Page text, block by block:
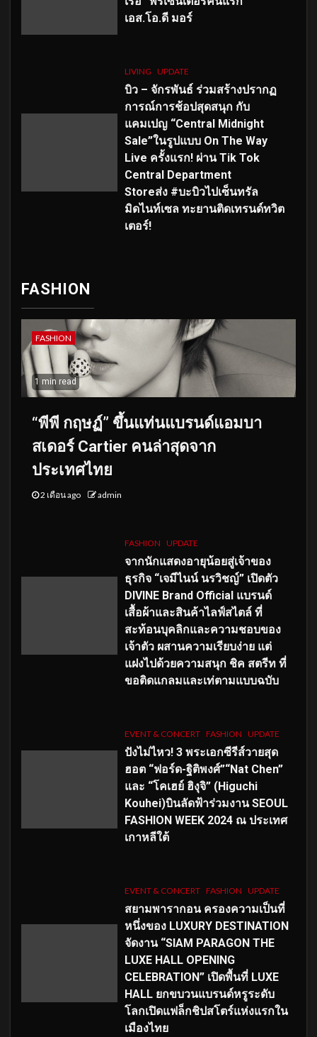
เอส.โอ.ดี มอร์
LIVING UPDATE
บิว – จักรพันธ์ ร่วมสร้างปรากฏ
การณ์การช้อปสุดสนุก กับ
แคมเปญ “Central Midnight
Sale”ในรูปแบบ On The Way
Live ครั้งแรก! ผ่าน Tik Tok
Central Department
Storeส่ง #บะบิวไปเซ็นทรัล
มิดไนท์เซล ทะยานติดเทรนด์ทวิต
เตอร์!
FASHION
FASHION
1 min read
“พีพี กฤษฏ์” ขึ้นแท่นแบรนด์แอมบา
สเดอร์ Cartier คนล่าสุดจาก
ประเทศไทย
2 เดือน ago admin
FASHION UPDATE
จากนักแสดงอายุน้อยสู่เจ้าของ
ธุรกิจ “เจมีไนน์ นรวิชญ์” เปิดตัว
DIVINE Brand Official แบรนด์
เสื้อผ้าและสินค้าไลฟ์สไตล์ ที่
สะท้อนบุคลิกและความชอบของ
เจ้าตัว ผสานความเรียบง่าย แต่
แฝงไปด้วยความสนุก ชิค สตรีท ที่
ขอติดแกลมและเท่ตามแบบฉบับ
EVENT & CONCERT FASHION UPDATE
ปังไม่ไหว! 3 พระเอกซีรีส์วายสุด
ฮอต “ฟอร์ด-ฐิติพงศ์”“Nat Chen”
และ “โคเฮย์ ฮิงุจิ” (Higuchi
Kouhei)บินลัดฟ้าร่วมงาน SEOUL
FASHION WEEK 2024 ณ ประเทศ
เกาหลีใต้
EVENT & CONCERT FASHION UPDATE
สยามพารากอน ครองความเป็นที่
หนึ่งของ LUXURY DESTINATION
จัดงาน “SIAM PARAGON THE
LUXE HALL OPENING
CELEBRATION” เปิดพื้นที่ LUXE
HALL ยกขบวนแบรนด์หรูระดับ
โลกเปิดแฟล็กชิปสโตร์แห่งแรกใน
เมืองไทย